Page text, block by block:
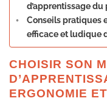
d’apprentissage
Conseils pratiques
efficace et ludique
CHOISIR SON
ERGONOMIE